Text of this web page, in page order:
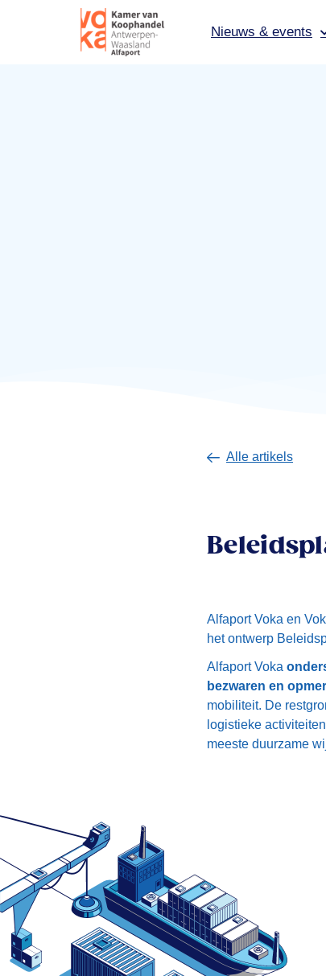
Nieuws & events
Alle artikels
Alfaport Voka en
het ontwerp
Alfaport Voka
bezwaren en
mobiliteit. De
logistieke
meeste duurzame